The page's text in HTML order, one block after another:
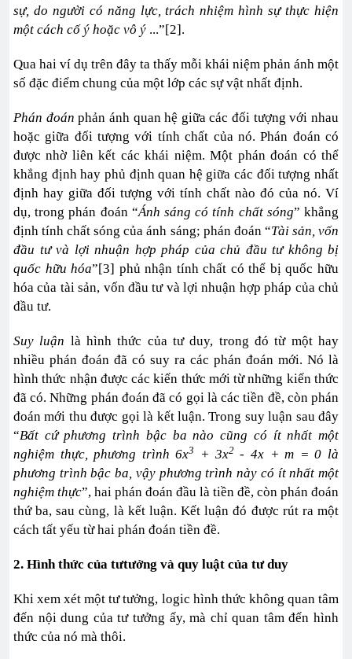
sự, do người có năng lực, trách nhiệm hình sự thực hiện
một cách cố ý hoặc vô ý ...”[2].
Qua hai ví dụ trên đây ta thấy mỗi khái niệm phản ánh một
số đặc điểm chung của một lớp các sự vật nhất định.
Phán đoán phản ánh quan hệ giữa các đối tượng với nhau
hoặc giữa đối tượng với tính chất của nó. Phán đoán có
được nhờ liên kết các khái niệm. Một phán đoán có thể
khẳng định hay phủ định quan hệ giữa các đối tượng nhất
định hay giữa đối tượng với tính chất nào đó của nó. Ví
dụ, trong phán đoán “Ánh sáng có tính chất sóng” khẳng
định tính chất sóng của ánh sáng; phán đoán “Tài sản, vốn
đầu tư và lợi nhuận hợp pháp của chủ đầu tư không bị
quốc hữu hóa”[3] phủ nhận tính chất có thể bị quốc hữu
hóa của tài sản, vốn đầu tư và lợi nhuận hợp pháp của chủ
đầu tư.
Suy luận là hình thức của tư duy, trong đó từ một hay
nhiều phán đoán đã có suy ra các phán đoán mới. Nó là
hình thức nhận được các kiến thức mới từ những kiến thức
đã có. Những phán đoán đã có gọi là các tiền đề, còn phán
đoán mới thu được gọi là kết luận. Trong suy luận sau đây
“Bất cứ phương trình bậc ba nào cũng có ít nhất một
nghiệm thực, phương trình 6x3 + 3x2- 4x + m = 0 là
phương trình bậc ba, vậy phương trình này có ít nhất một
nghiệm thực”, hai phán đoán đầu là tiền đề, còn phán đoán
thứ ba, sau cùng, là kết luận. Kết luận đó được rút ra một
cách tất yếu từ hai phán đoán tiền đề.
2. Hình thức của tưtưởng và quy luật của tư duy
Khi xem xét một tư tưởng, logic hình thức không quan tâm
đến nội dung của tư tưởng ấy, mà chỉ quan tâm đến hình
thức của nó mà thôi.